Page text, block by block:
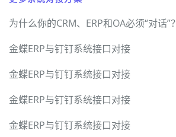
为什么你的CRM、ERP和OA必须“对话”？
金蝶ERP与钉钉系统接口对接
金蝶ERP与钉钉系统接口对接
金蝶ERP与钉钉系统接口对接
金蝶ERP与钉钉系统接口对接